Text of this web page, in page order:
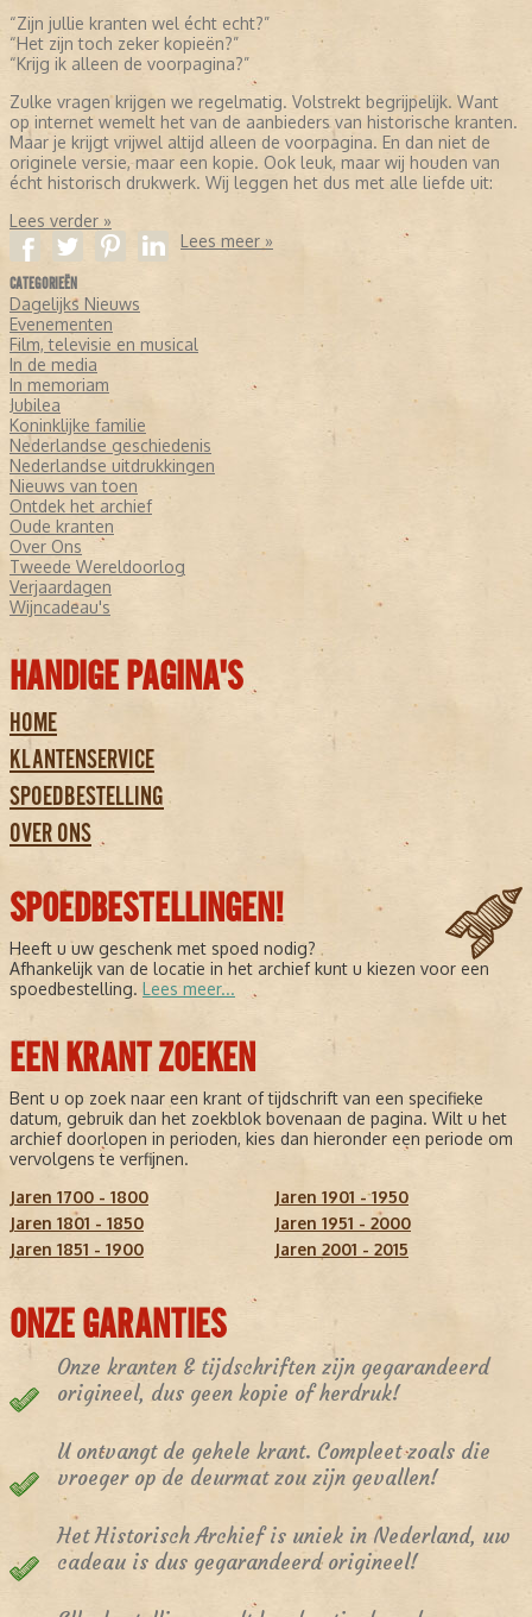
“Zijn jullie kranten wel écht echt?”
“Het zijn toch zeker kopieën?”
“Krijg ik alleen de voorpagina?”
Zulke vragen krijgen we regelmatig. Volstrekt begrijpelijk. Want
op internet wemelt het van de aanbieders van historische kranten.
Maar je krijgt vrijwel altijd alleen de voorpagina. En dan niet de
originele versie, maar een kopie. Ook leuk, maar wij houden van
écht historisch drukwerk. Wij leggen het dus met alle liefde uit:
Lees verder »
Lees meer »
CATEGORIEËN
Dagelijks Nieuws
Evenementen
Film, televisie en musical
In de media
In memoriam
Jubilea
Koninklijke familie
Nederlandse geschiedenis
Nederlandse uitdrukkingen
Nieuws van toen
Ontdek het archief
Oude kranten
Over Ons
Tweede Wereldoorlog
Verjaardagen
Wijncadeau's
HANDIGE PAGINA'S
HOME
KLANTENSERVICE
SPOEDBESTELLING
OVER ONS
SPOEDBESTELLINGEN!
Heeft u uw geschenk met spoed nodig?
Afhankelijk van de locatie in het archief kunt u kiezen voor een
spoedbestelling. Lees meer...
EEN KRANT ZOEKEN
Bent u op zoek naar een krant of tijdschrift van een specifieke
datum, gebruik dan het zoekblok bovenaan de pagina. Wilt u het
archief doorlopen in perioden, kies dan hieronder een periode om
vervolgens te verfijnen.
Jaren 1700 - 1800
Jaren 1801 - 1850
Jaren 1851 - 1900
Jaren 1901 - 1950
Jaren 1951 - 2000
Jaren 2001 - 2015
ONZE GARANTIES
Onze kranten & tijdschriften zijn gegarandeerd
origineel, dus geen kopie of herdruk!
U ontvangt de gehele krant. Compleet zoals die
vroeger op de deurmat zou zijn gevallen!
Het Historisch Archief is uniek in Nederland, uw
cadeau is dus gegarandeerd origineel!